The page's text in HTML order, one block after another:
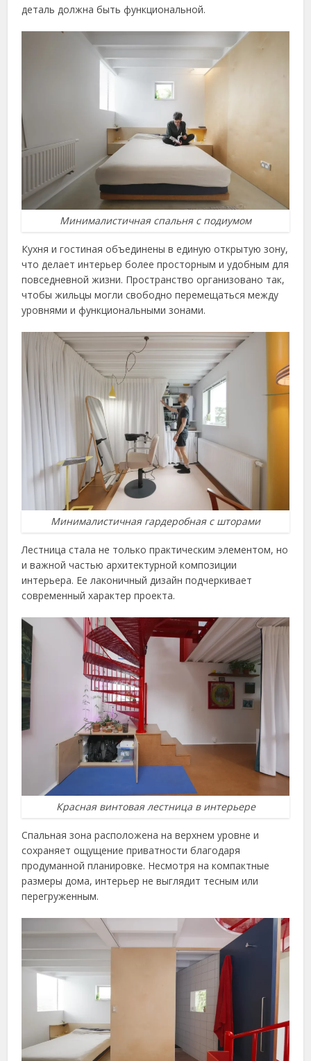
деталь должна быть функциональной.
Минималистичная спальня с подиумом
Кухня и гостиная объединены в единую открытую зону,
что делает интерьер более просторным и удобным для
повседневной жизни. Пространство организовано так,
чтобы жильцы могли свободно перемещаться между
уровнями и функциональными зонами.
Минималистичная гардеробная с шторами
Лестница стала не только практическим элементом, но
и важной частью архитектурной композиции
интерьера. Ее лаконичный дизайн подчеркивает
современный характер проекта.
Красная винтовая лестница в интерьере
Спальная зона расположена на верхнем уровне и
сохраняет ощущение приватности благодаря
продуманной планировке. Несмотря на компактные
размеры дома, интерьер не выглядит тесным или
перегруженным.